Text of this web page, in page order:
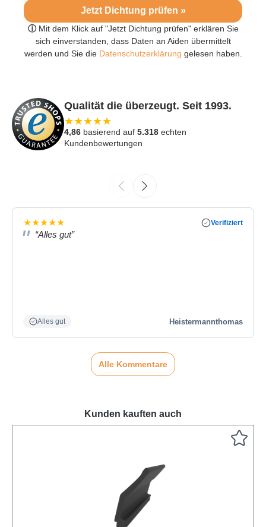
Jetzt Dichtung prüfen »
ⓘ Mit dem Klick auf "Jetzt Dichtung prüfen" erklären Sie
sich einverstanden, dass Daten an Aiden übermittelt
werden und Sie dieDatenschutzerklärung gelesen haben.
Qualität die überzeugt. Seit 1993.
★★★★★
4,86 basierend auf 5.318 echten
Kundenbewertungen
★★★★★ Verifiziert
“Alles gut”
Alles gut Heistermannthomas
Alle Kommentare
Kunden kauften auch